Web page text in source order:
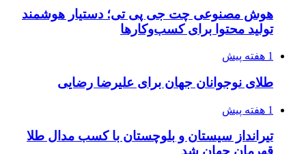
هوش مصنوعی چت جی پی تی؛ دستیار هوشمند
تولید محتوا برای کسب‌وکارها
1 هفته پیش
طلای نوجوانان جهان برای علیرضا رضایی
1 هفته پیش
تیرانداز سیستان و بلوچستان با کسب مدال طلا